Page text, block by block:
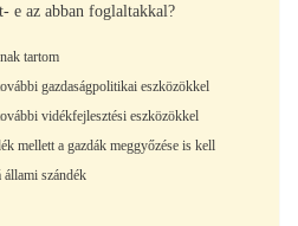
e az abban foglaltakkal?
tartom
gazdaságpolitikai eszközökkel
vidékfejlesztési eszközökkel
mellett a gazdák meggyőzése is kell
állami szándék